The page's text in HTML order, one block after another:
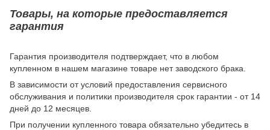
Товары, на которые предоставляется
гарантия
Гарантия производителя подтверждает, что в любом
купленном в нашем магазине товаре нет заводского брака.
В зависимости от условий предоставления сервисного
обслуживания и политики производителя срок гарантии - от 14
дней до 12 месяцев.
При получении купленного товара обязательно убедитесь в